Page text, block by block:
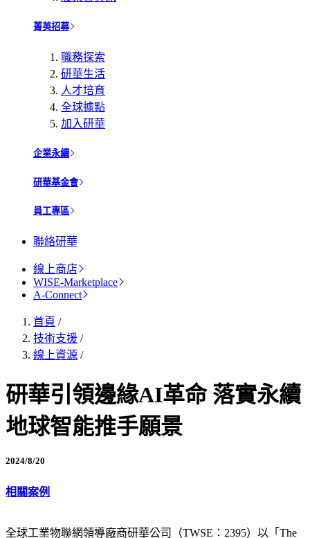
菁英招募
職務探索
研華生活
人才培育
全球據點
加入研華
企業永續
研華基金會
員工專區
聯絡研華
線上商店
WISE-Marketplace
A-Connect
首頁 /
技術支援 /
線上資源 /
研華引領邊緣AI革命 落實永續
地球智能推手願景
2024/8/20
相關案例
全球工業物聯網領導廠商研華公司（TWSE：2395）以「The